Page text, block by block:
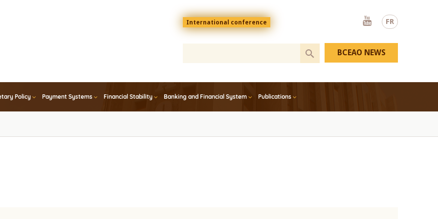
FR
Menu
top
En
International conference
Youtube
Policy Payment Systems Financial Stability Banking and Financial System Publications
BCEAO NEWS